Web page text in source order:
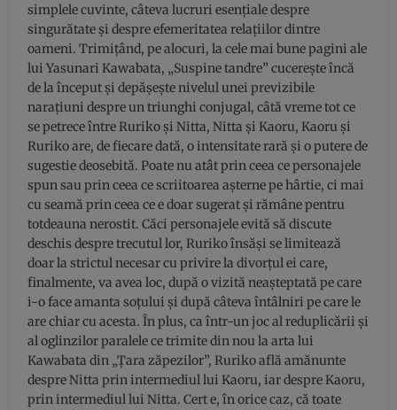
simplele cuvinte, câteva lucruri esențiale despre
singurătate și despre efemeritatea relațiilor dintre
oameni. Trimițând, pe alocuri, la cele mai bune pagini ale
lui Yasunari Kawabata, „Suspine tandre” cucerește încă
de la început și depășește nivelul unei previzibile
narațiuni despre un triunghi conjugal, câtă vreme tot ce
se petrece între Ruriko și Nitta, Nitta și Kaoru, Kaoru și
Ruriko are, de fiecare dată, o intensitate rară și o putere de
sugestie deosebită. Poate nu atât prin ceea ce personajele
spun sau prin ceea ce scriitoarea așterne pe hârtie, ci mai
cu seamă prin ceea ce e doar sugerat și rămâne pentru
totdeauna nerostit. Căci personajele evită să discute
deschis despre trecutul lor, Ruriko însăși se limitează
doar la strictul necesar cu privire la divorțul ei care,
finalmente, va avea loc, după o vizită neașteptată pe care
i-o face amanta soțului și după câteva întâlniri pe care le
are chiar cu acesta. În plus, ca într-un joc al reduplicării și
al oglinzilor paralele ce trimite din nou la arta lui
Kawabata din „Țara zăpezilor”, Ruriko află amănunte
despre Nitta prin intermediul lui Kaoru, iar despre Kaoru,
prin intermediul lui Nitta. Cert e, în orice caz, că toate